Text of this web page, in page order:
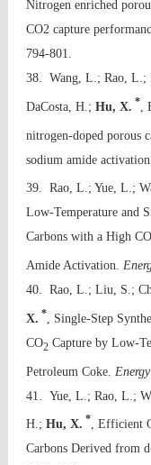
Nitrogen enriched
CO2 capture
794-801.
38. Wang, L.; Rao, L.;
DaCosta, H.; Hu, X. *
nitrogen-doped porous
sodium amide activation.
39. Rao, L.; Yue, L.;
Low-Temperature and
Carbons with a High CO
Amide Activation.
40. Rao, L.; Liu, S.;
X. * , Single-Step
CO2Capture by Low-
Petroleum Coke.
41. Yue, L.; Rao, L.;
H.; Hu, X. *, Efficient
Carbons Derived from